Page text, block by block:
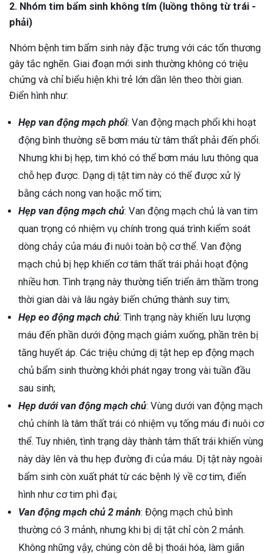
2. Nhóm tim bẩm sinh không tím (luồng thông từ trái -
phải)
Nhóm bệnh tim bẩm sinh này đặc trưng với các tổn thương
gây tắc nghẽn. Giai đoạn mới sinh thường không có triệu
chứng và chỉ biểu hiện khi trẻ lớn dần lên theo thời gian.
Điển hình như:
Hẹp van động mạch phổi: Van động mạch phổi khi hoạt
động bình thường sẽ bơm máu từ tâm thất phải đến phổi.
Nhưng khi bị hẹp, tim khó có thể bơm máu lưu thông qua
chỗ hẹp được. Dạng dị tật tim này có thể được xử lý
bằng cách nong van hoặc mổ tim;
Hẹp van động mạch chủ: Van động mạch chủ là van tim
quan trọng có nhiệm vụ chính trong quá trình kiểm soát
dòng chảy của máu đi nuôi toàn bộ cơ thể. Van động
mạch chủ bị hẹp khiến cơ tâm thất trái phải hoạt động
nhiều hơn. Tình trạng này thường tiến triển âm thầm trong
thời gian dài và lâu ngày biến chứng thành suy tim;
Hẹp eo động mạch chủ: Tình trạng này khiến lưu lượng
máu đến phần dưới động mạch giảm xuống, phần trên bị
tăng huyết áp. Các triệu chứng dị tật hep ep động mạch
chủ bẩm sinh thường khởi phát ngay trong vài tuần đầu
sau sinh;
Hẹp dưới van động mạch chủ: Vùng dưới van động mạch
chủ chính là tâm thất trái có nhiệm vụ tống máu đi nuôi cơ
thể. Tuy nhiên, tình trạng dày thành tâm thất trái khiến vùng
này dày lên và thu hẹp đường đi của máu. Dị tật này ngoài
bẩm sinh còn xuất phát từ các bệnh lý về cơ tim, điển
hình như cơ tim phì đại;
Van động mạch chủ 2 mảnh: Động mạch chủ bình
thường có 3 mảnh, nhưng khi bị dị tật chỉ còn 2 mảnh.
Không những vậy, chúng còn dễ bị thoái hóa, làm giãn